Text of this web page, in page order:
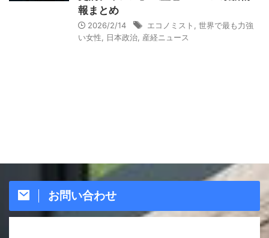
報まとめ
2026/2/14 エコノミスト
世界で最も力強
い女性
日本政治 産経ニュース
お問い合わせ